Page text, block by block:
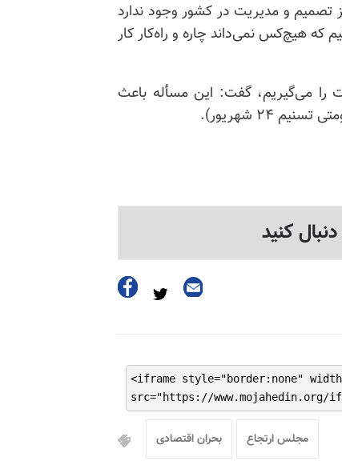
تصمیم و مدیریت در کشور وجود ندارد
هیچ‌کس نمی‌داند چاره و راه‌کار کار
را می‌گیریم، گفت: این مسأله باعث
۲۴ شهریور).
کنید
<iframe style="border:none"
src="https://www.mojahedin.org/
مجلس ارتجاع بحران اقتصادی